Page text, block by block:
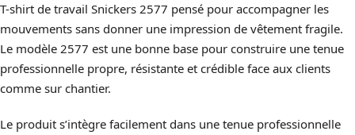
T-shirt de travail Snickers 2577 pensé pour accompagner les
mouvements sans donner une impression de vêtement fragile.
Le modèle 2577 est une bonne base pour construire une tenue
professionnelle propre, résistante et crédible face aux clients
comme sur chantier.
Le produit s’intègre facilement dans une tenue professionnelle